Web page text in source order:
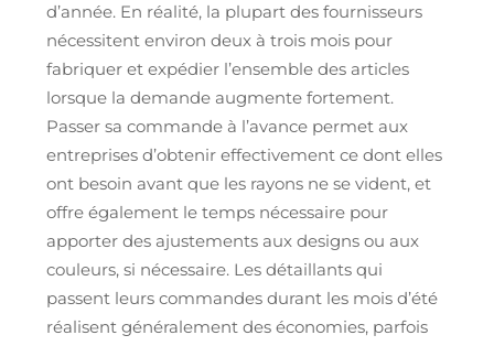
d’année. En réalité, la plupart des fournisseurs
nécessitent environ deux à trois mois pour
fabriquer et expédier l’ensemble des articles
lorsque la demande augmente fortement.
Passer sa commande à l’avance permet aux
entreprises d’obtenir effectivement ce dont elles
ont besoin avant que les rayons ne se vident, et
offre également le temps nécessaire pour
apporter des ajustements aux designs ou aux
couleurs, si nécessaire. Les détaillants qui
passent leurs commandes durant les mois d’été
réalisent généralement des économies, parfois